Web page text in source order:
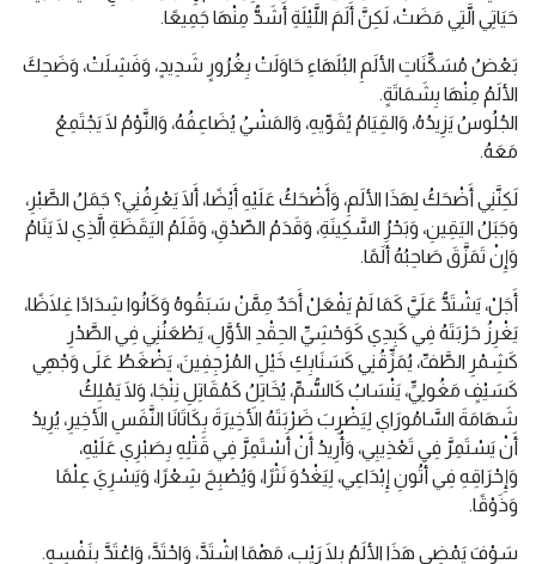
حَيَاتِي الَّتِي مَضَتْ، لَكِنَّ أَلَمَ اللَّيْلَةِ أَشَدُّ مِنْهَا جَمِيعًا.
بَعْضُ مُسَكِّنَاتِ الألَمِ البُلَهَاءِ حَاوَلَتْ بِغُرُورٍ شَدِيدٍ، وَفَشِلَتْ، وَضَحِكَ
الألَمُ مِنْهَا بِشَمَاتَةٍ.
الجُلُوسُ يَزِيدُهُ، وَالقِيَامُ يُقَوِّيهِ، وَالمَشْيُ يُضَاعِفُهُ، وَالنَّوْمُ لَا يَجْتَمِعُ
مَعَهُ.
لَكِنَّنِي أَضْحَكُ لِهَذَا الألَمِ، وَأَضْحَكُ عَلَيْهِ أَيْضًا، أَلَا يَعْرِفُنِي؟ جَمَلُ الصَّبْرِ،
وَجَبَلُ اليَقِينِ، وَبَحْرُ السَّكِينَةِ، وَقَدَمُ الصِّدْقِ، وَقَلَمُ اليَقَظَةِ الَّذِي لَا يَنَامُ
وَإِنْ تَمَزَّقَ صَاحِبُهُ أَلَمًا.
أَجَلْ، يَشْتَدُّ عَلَيَّ كَمَا لَمْ يَفْعَلْ أَحَدٌ مِمَّنْ سَبَقُوهُ وَكَانُوا شِدَادًا غِلَاظًا،
يَغْرِزُ حَرْبَتَهُ فِي كَبِدِي كَوَحْشِيِّ الحِقْدِ الأوَّلِ، يَطْعَنُنِي فِي الصَّدْرِ
كَشِمْرِ الطَّفِّ، يُمَزِّقُنِي كَسَنَابِكِ خَيْلِ المُرْجِفِينَ، يَضْغَطُ عَلَى وَجْهِي
كَسَيْفٍ مَغُولِيٍّ، يَنْسَابُ كَالسُّمِّ، يُخَاتِلُ كَمُقَاتِلِ نِنْجَا، وَلَا يَمْلِكُ
شَهَامَةَ السَّامُورَاي لِيَضْرِبَ ضَرْبَتَهُ الأَخِيرَةَ بِكَاتَانَا النَّفَسِ الأَخِيرِ، يُرِيدُ
أَنْ يَسْتَمِرَّ فِي تَعْذِيبِي، وَأُرِيدُ أَنْ أَسْتَمِرَّ فِي قَتْلِهِ بِصَبْرِي عَلَيْهِ،
وَإِحْرَاقِهِ فِي أَتُونِ إِبْدَاعِي، لِيَغْدُوَ نَثْرًا، وَيُصْبِحَ شِعْرًا، وَيَسْرِيَ عِلْمًا
وَذَوْقًا.
سَوْفَ يَمْضِي هَذَا الألَمُ بِلَا رَيْبٍ، مَهْمَا اشْتَدَّ، وَاحْتَدَّ، وَاعْتَدَّ بِنَفْسِهِ.